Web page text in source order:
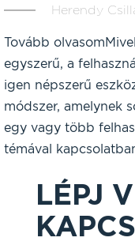
Herendy
Tovább
egyszerű, a
igen népszerű
módszer, amelynek
egy vagy több
témával
LÉPJ